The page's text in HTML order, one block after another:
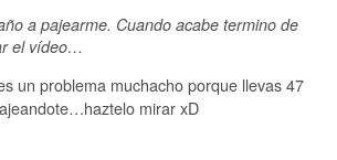
a pajearme. Cuando acabe termino de
el vídeo…
un problema muchacho porque llevas 47
mirar xD